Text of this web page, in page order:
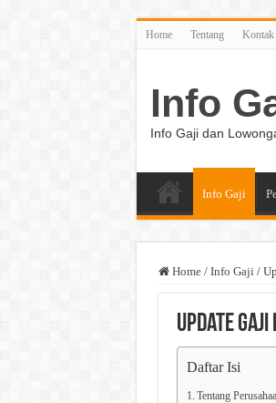
Home Tentang Kontak
Info
Info Gaji dan
Info Gaji
Home / Info Gaji /
Update
Daftar Isi
Tentang